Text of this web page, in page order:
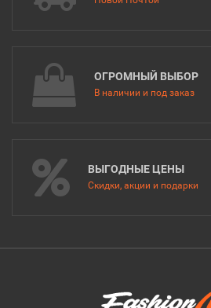
ОГРОМНЫЙ ВЫБОР
В наличии и под заказ
ВЫГОДНЫЕ ЦЕНЫ
Скидки, акции и подарки